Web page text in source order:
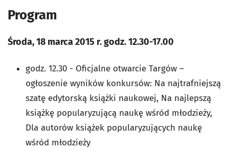
Program
Środa, 18 marca 2015 r. godz. 12.30-17.00
godz. 12.30 - Oficjalne otwarcie Targów –
ogłoszenie wyników konkursów: Na najtrafniejszą
szatę edytorską książki naukowej, Na najlepszą
książkę popularyzującą naukę wśród młodzieży,
Dla autorów książek popularyzujących naukę
wśród młodzieży